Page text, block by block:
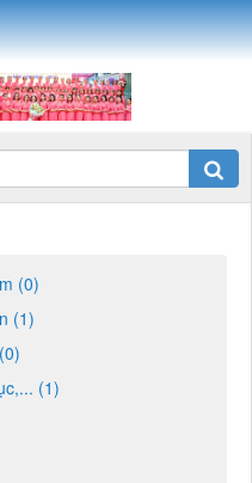
(0)
(1)
(1)